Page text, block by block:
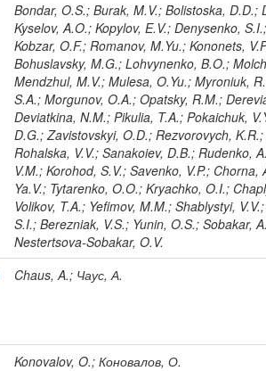
Bondar, O.S.; Burak, M.V.; Bolistoska, D.D.;
Kyselov, A.O.; Kopylov, E.V.; Denysenko,
Kobzar, O.F.; Romanov, M.Yu.; Kononets,
Bohuslavsky, M.G.; Lohvynenko, B.O.;
Mendzhul, M.V.; Mulesa, O.Yu.; Myroniuk,
S.A.; Morgunov, O.A.; Opatsky, R.M.;
Deviatkina, N.M.; Pikulia, T.A.; Pokaichuk,
D.G.; Zavistovskyi, O.D.; Rezvorovych,
Rohalska, V.V.; Sanakoiev, D.B.; Rudenko,
V.M.; Korohod, S.V.; Savenko, V.P.; Chorna,
Ya.V.; Tytarenko, O.O.; Kryachko, O.I.;
Volikov, T.A.; Yefimov, M.M.; Shablystyi,
S.I.; Berezniak, V.S.; Yunin, O.S.; Sobakar,
Nestertsova-Sobakar, O.V.
Chaus, A.; Чаус, А.
Konovalov, O.; Коновалов, О.